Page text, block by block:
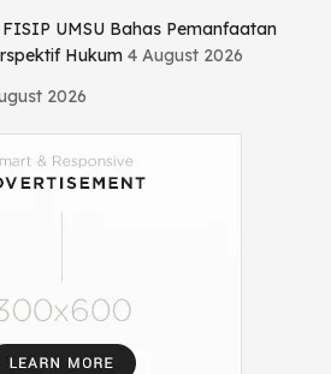
UMSU Bahas Pemanfaatan
Hukum 4 August 2026
2026